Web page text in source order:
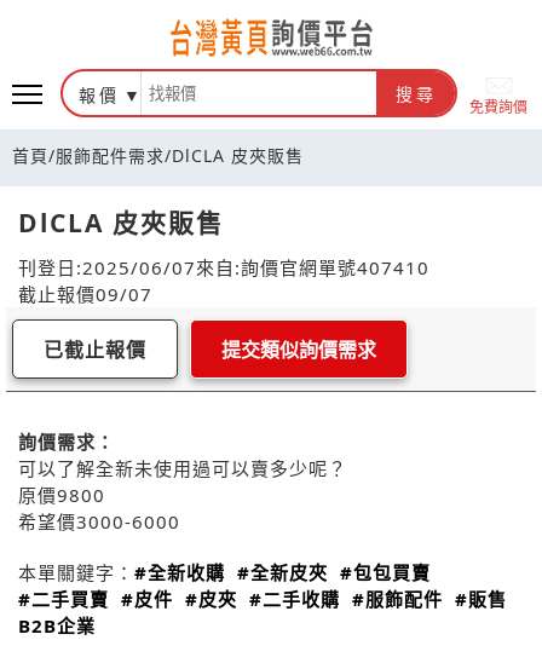
報價 搜尋
免費詢價
首頁/服飾配件需求/DlCLA 皮夾販售
DlCLA 皮夾販售
刊登日:2025/06/07來自:詢價官網單號407410
截止報價09/07
已截止報價 提交類似詢價需求
詢價需求：
可以了解全新未使用過可以賣多少呢？
原價9800
希望價3000-6000
本單關鍵字： #全新收購 #全新皮夾 #包包買賣
#二手買賣 #皮件 #皮夾 #二手收購 #服飾配件 #販售
B2B企業